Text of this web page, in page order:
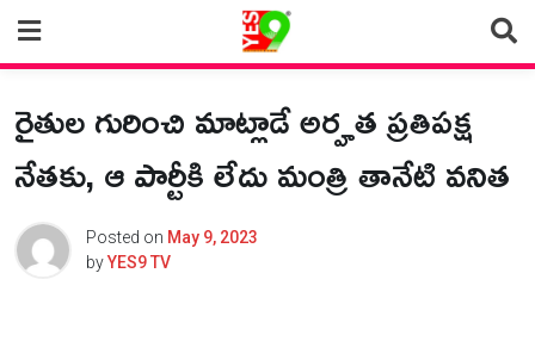
content
రైతుల గురించి మాట్లాడే అర్హత ప్రతిపక్ష
నేతకు, ఆ పార్టీకి లేదు మంత్రి తానేటి వనిత
Posted on May 9, 2023
byYES9 TV